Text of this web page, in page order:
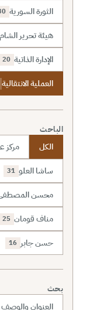
الثورة السورية
هيئة تحرير الشام
الإدارة الذاتية 20
العملية الانتقالية
الباحث
الكل مركز
ساشا العلو 31
محسن
مناف قومان 25
حسن جابر 16
بحث